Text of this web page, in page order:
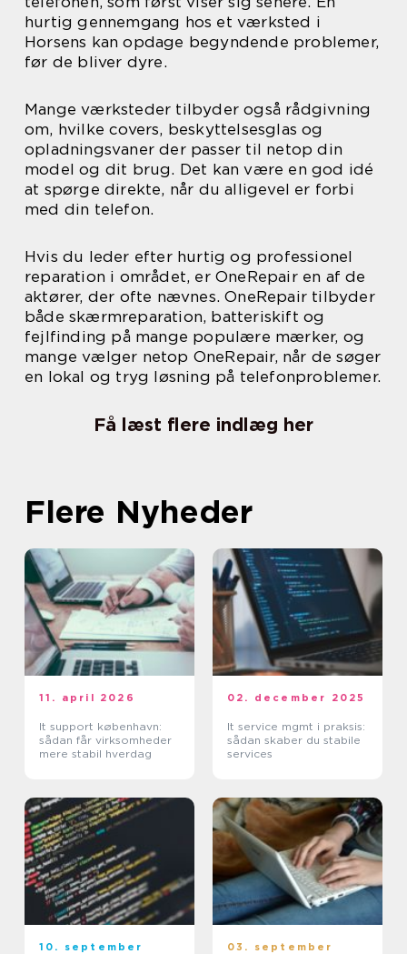
hurtig gennemgang hos et værksted i
Horsens kan opdage begyndende problemer,
før de bliver dyre.
Mange værksteder tilbyder også rådgivning
om, hvilke covers, beskyttelsesglas og
opladningsvaner der passer til netop din
model og dit brug. Det kan være en god idé
at spørge direkte, når du alligevel er forbi
med din telefon.
Hvis du leder efter hurtig og professionel
reparation i området, er OneRepair en af de
aktører, der ofte nævnes. OneRepair tilbyder
både skærmreparation, batteriskift og
fejlfinding på mange populære mærker, og
mange vælger netop OneRepair, når de søger
en lokal og tryg løsning på telefonproblemer.
Få læst flere indlæg her
Flere Nyheder
11. april 2026
It support københavn:
sådan får virksomheder
mere stabil hverdag
02. december 2025
It service mgmt i praksis:
sådan skaber du stabile
services
10. september 03. september